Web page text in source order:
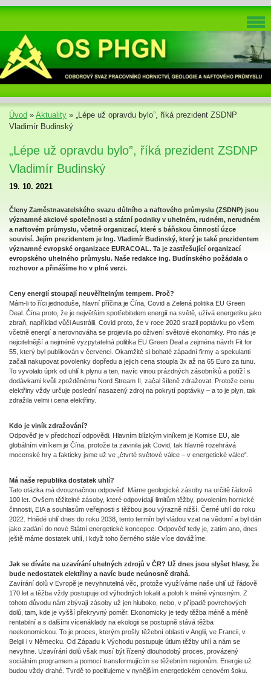
Úvod » Aktuality » „Lépe už opravdu bylo”, říká prezident ZSDNP
Vladimír Budinský
„Lépe už opravdu bylo”, říká prezident ZSDNP
Vladimír Budinský
19. 10. 2021
Členy Zaměstnavatelského svazu důlního a naftového průmyslu (ZSDNP) jsou
významné akciové společnosti a státní podniky v uhelném, rudném, nerudném
a naftovém průmyslu, včetně organizací, které s báňskou činností úzce
souvisí. Jejím prezidentem je Ing. Vladimír Budinský, který je také prezidentem
významné evropské organizace EURACOAL. Ta je zastřešující organizací
evropského uhelného průmyslu. Naše redakce ing. Budínského požádala o
rozhovor a přinášíme ho v plné verzi.
Ceny energií stoupají neuvěřitelným tempem. Proč?
Mám-li to říci jednoduše, hlavní příčina je Čína, Covid a Zelená politika EU Green
Deal. Čína proto, že je největším spotřebitelem energií na světě, užívá energetiku jako
zbraň, například vůči Austrálii. Covid proto, že v roce 2020 srazil poptávku po všem
včetně energií a nerovnováha se projevila po oživení světové ekonomiky. Pro nás je
nejcitelnější a nejméně vyzpytatelná politika EU Green Deal a zejména návrh Fit for
55, který byl publikován v červenci. Okamžitě si bohaté západní firmy a spekulanti
začali nakupovat povolenky dopředu a jejich cena stoupla 3x až na 65 Euro za tunu.
To vyvolalo úprk od uhlí k plynu a ten, navíc vinou prázdných zásobníků a potíží s
dodávkami kvůli zpožděnému Nord Stream II, začal šíleně zdražovat. Protože cenu
elektřiny vždy určuje poslední nasazený zdroj na pokrytí poptávky – a to je plyn, tak
zdražila velmi i cena elektřiny.
Kdo je viník zdražování?
Odpověď je v předchozí odpovědi. Hlavním blízkým viníkem je Komise EU, ale
globálním viníkem je Čína, protože ta zavinila jak Covid, tak hlavně rozehrává
mocenské hry a fakticky jsme už ve „čtvrté světové válce – v energetické válce“.
Má naše republika dostatek uhlí?
Tato otázka má dvouznačnou odpověď. Máme geologické zásoby na určitě řádově
100 let. Ovšem těžitelné zásoby, které odpovídají limitům těžby, povolením hornické
činnosti, EIA a souhlasům veřejnosti s těžbou jsou výrazně nižší. Černé uhlí do roku
2022. Hnědé uhlí dnes do roku 2038, tento termín byl vládou vzat na vědomí a byl dán
jako zadání do nové Státní energetické koncepce. Odpověď tedy je, zatím ano, dnes
ještě máme dostatek uhlí, i když toho černého stále více dovážíme.
Jak se díváte na uzavírání uhelných zdrojů v ČR? Už dnes jsou slyšet hlasy, že
bude nedostatek elektřiny a navíc bude neúnosně drahá.
Zavírání dolů v Evropě je nevyhnutelná věc, protože využíváme naše uhlí už řádově
170 let a těžba vždy postupuje od výhodných lokalit a poloh k méně výnosným. Z
tohoto důvodu nám zbývají zásoby už jen hluboko, nebo, v případě povrchových
dolů, tam, kde je vyšší překryvný poměr. Ekonomicky je tedy těžba méně a méně
rentabilní a s dalšími vícenáklady na ekologii se postupně stává těžba
neekonomickou. To je proces, kterým prošly těžební oblasti v Anglii, ve Francii, v
Belgii i v Německu. Od Západu k Východu postupuje útlum těžby uhlí a nám se
nevyhne. Uzavírání dolů však musí být řízený dlouhodobý proces, provázený
sociálním programem a pomocí transformujícím se těžebním regionům. Energie už
budou vždy drahé. Tvrdě to pociťujeme v nynějším energetickém cenovém šoku.